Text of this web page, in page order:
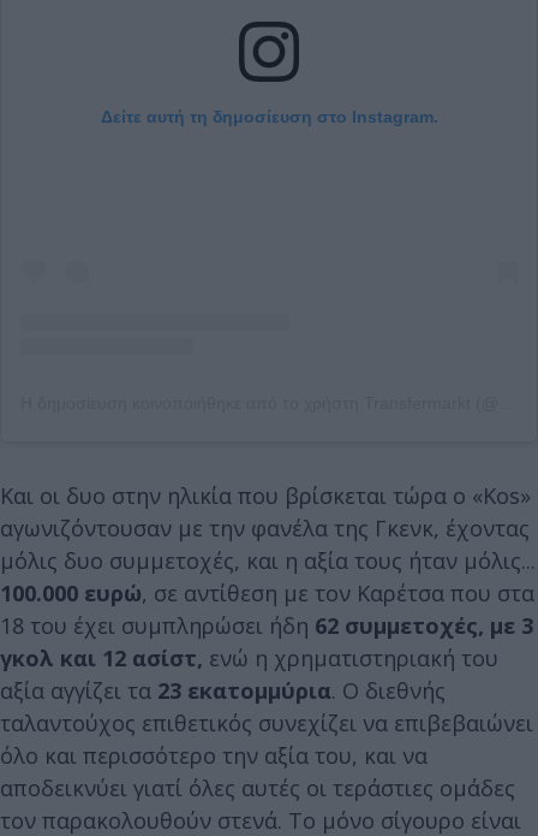
Δείτε αυτή τη δημοσίευση στο Instagram.
Και οι δυο στην ηλικία που βρίσκεται τώρα ο «Kos»
αγωνιζόντουσαν με την φανέλα της Γκενκ, έχοντας
μόλις δυο συμμετοχές, και η αξία τους ήταν μόλις...
100.000 ευρώ, σε αντίθεση με τον Καρέτσα που στα
18 του έχει συμπληρώσει ήδη 62 συμμετοχές, με 3
γκολ και 12 ασίστ, ενώ η χρηματιστηριακή του
αξία αγγίζει τα 23 εκατομμύρια. Ο διεθνής
ταλαντούχος επιθετικός συνεχίζει να επιβεβαιώνει
όλο και περισσότερο την αξία του, και να
αποδεικνύει γιατί όλες αυτές οι τεράστιες ομάδες
τον παρακολουθούν στενά. Το μόνο σίγουρο είναι